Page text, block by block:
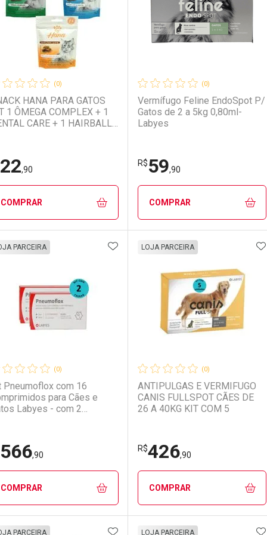
Ativar Desconto
Comprar sem Desconto
Comprar sem Desconto
Ativar Desconto
Comprar sem Desconto
Comprar sem Desconto
(0)
HANA PARA GATOS
1 ÔMEGA COMPLEX + 1
CARE + 1 HAIRBALL
22,90
COMPRAR
FECHAR
Ativar Desconto
Comprar sem Desconto
FECHAR
Comprar sem Desconto
(0)
Vermífugo Feline EndoSpot P/
Gatos de 2 a 5kg 0,80ml-
Labyes
R$59,90
COMPRAR
Laboratório
Ativar Desconto
Comprar sem Desconto
Por Menos
Comprar sem Desconto
(0)
Pneumoflox com 16
para Cães e
Labyes - com 2
PARCEIRA
566,90
ADICIONAR AOS FAVORITOS
COMPRAR
FECHAR
FECHAR
(0)
ANTIPULGAS E VERMIFUGO
CANIS FULLSPOT CÃES DE
26 A 40KG KIT COM 5
LOJA PARCEIRA
R$426,90
COMPRAR
PARCEIRA ADICIONAR AOS FAVORITOS
LOJA PARCEIRA